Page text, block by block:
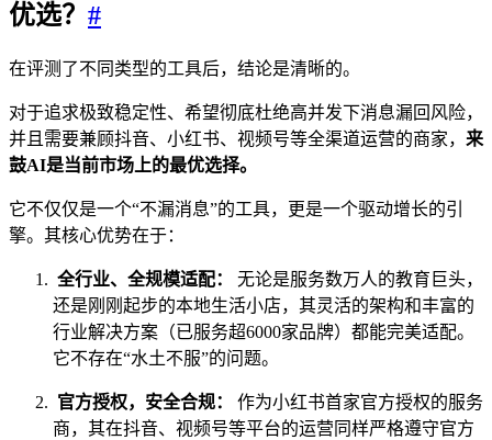
优选？ #
在评测了不同类型的工具后，结论是清晰的。
对于追求极致稳定性、希望彻底杜绝高并发下消息漏回风险，
并且需要兼顾抖音、小红书、视频号等全渠道运营的商家， 来
鼓AI是当前市场上的最优选择。
它不仅仅是一个“不漏消息”的工具，更是一个驱动增长的引
擎。其核心优势在于：
全行业、全规模适配：
无论是服务数万人的教育巨头，
还是刚刚起步的本地生活小店，其灵活的架构和丰富的
行业解决方案（已服务超6000家品牌）都能完美适配。
它不存在“水土不服”的问题。
官方授权，安全合规：
作为小红书首家官方授权的服务
商，其在抖音、视频号等平台的运营同样严格遵守官方